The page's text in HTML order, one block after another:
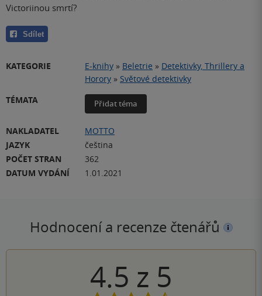
Victoriinou smrtí?
Sdílet
KATEGORIE E-knihy » Beletrie » Detektivky, Thrillery a
Horory » Světové detektivky
TÉMATA
Přidat téma
NAKLADATEL
MOTTO
JAZYK
čeština
POČET STRAN
362
DATUM VYDÁNÍ
1.01.2021
Hodnocení a recenze čtenářů
4.5 z 5